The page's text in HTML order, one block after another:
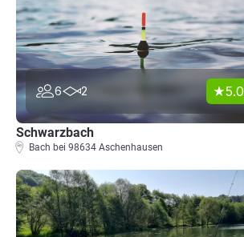
6 2 5.0
Schwarzbach
Bach bei 98634 Aschenhausen